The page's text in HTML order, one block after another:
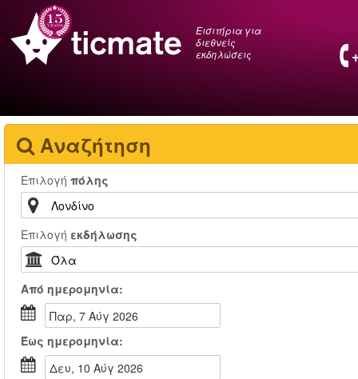
Εισιτήρια για
διεθνείς
εκδηλώσεις
Αναζήτηση
Επιλογή πόλης
Επιλογή εκδήλωσης
Από ημερομηνία:
Παρ, 7 Αύγ 2026
Έως ημερομηνία:
Δευ, 10 Αύγ 2026